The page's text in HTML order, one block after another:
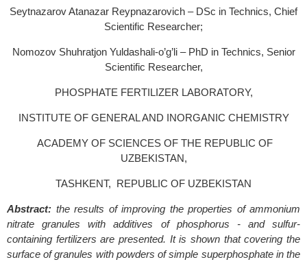
Seytnazarov Atanazar Reypnazarovich – DSc in Technics, Chief
Scientific Researcher;
Nomozov Shuhratjon Yuldashali-o’g’li – PhD in Technics, Senior
Scientific Researcher,
PHOSPHATE FERTILIZER LABORATORY,
INSTITUTE OF GENERAL AND INORGANIC CHEMISTRY
ACADEMY OF SCIENCES OF THE REPUBLIC OF
UZBEKISTAN,
TASHKENT, REPUBLIC OF UZBEKISTAN
Abstract: the results of improving the properties of ammonium
nitrate granules with additives of phosphorus - and sulfur-
containing fertilizers are presented. It is shown that covering the
surface of granules with powders of simple superphosphate in the